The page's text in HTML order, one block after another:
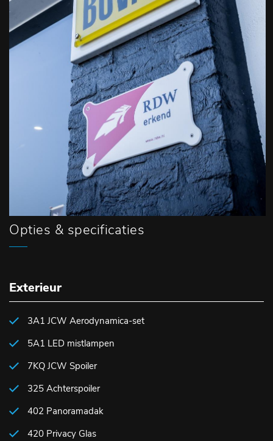
Opties & specificaties
Exterieur
3A1 JCW Aerodynamica-set
5A1 LED mistlampen
7KQ JCW Spoiler
325 Achterspoiler
402 Panoramadak
420 Privacy Glas